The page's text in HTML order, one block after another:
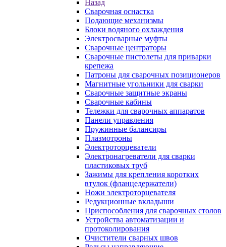
Назад
Сварочная оснастка
Подающие механизмы
Блоки водяного охлаждения
Электросварные муфты
Сварочные центраторы
Сварочные пистолеты для приварки
крепежа
Патроны для сварочных позиционеров
Магнитные угольники для сварки
Сварочные защитные экраны
Сварочные кабины
Тележки для сварочных аппаратов
Панели управления
Пружинные балансиры
Плазмотроны
Электроторцеватели
Электронагреватели для сварки
пластиковых труб
Зажимы для крепления коротких
втулок (фланцедержатели)
Ножи электроторцевателя
Редукционные вкладыши
Приспособления для сварочных столов
Устройства автоматизации и
протоколирования
Очистители сварных швов